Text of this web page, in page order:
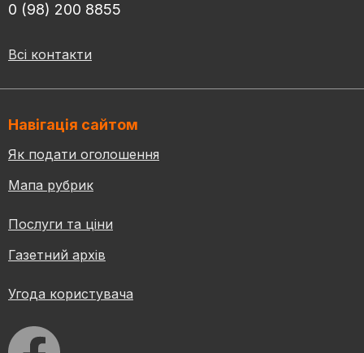
0 (98) 200 8855
Всі контакти
Навігація сайтом
Як подати оголошення
Мапа рубрик
Послуги та ціни
Газетний архів
Угода користувача